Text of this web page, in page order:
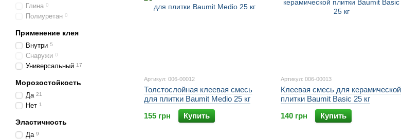
Артикул: 006-00012
Толстослойная клеевая смесь
для плитки Baumit Medio 25 кг
155 грн
Купить
Артикул: 006-00013
Клеевая смесь для керамической
плитки Baumit Basic 25 кг
140 грн
Купить
Глина 0
Полиуретан 0
Применение клея
Внутри 5
Снаружи 0
Универсальный 17
Морозостойкость
Да 21
Нет 1
Эластичность
Да 9